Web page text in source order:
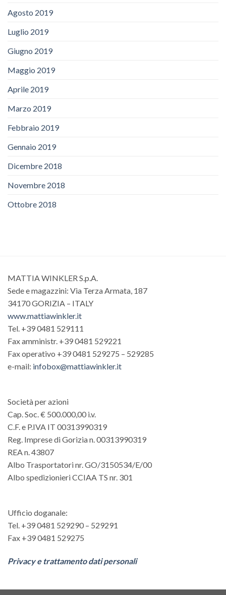
Agosto 2019
Luglio 2019
Giugno 2019
Maggio 2019
Aprile 2019
Marzo 2019
Febbraio 2019
Gennaio 2019
Dicembre 2018
Novembre 2018
Ottobre 2018
MATTIA WINKLER S.p.A.
Sede e magazzini: Via Terza Armata, 187
34170 GORIZIA – ITALY
www.mattiawinkler.it
Tel. +39 0481 529111
Fax amministr. +39 0481 529221
Fax operativo +39 0481 529275 – 529285
e-mail: infobox@mattiawinkler.it
Società per azioni
Cap. Soc. € 500.000,00 i.v.
C.F. e P.IVA IT 00313990319
Reg. Imprese di Gorizia n. 00313990319
REA n. 43807
Albo Trasportatori nr. GO/3150534/E/00
Albo spedizionieri CCIAA TS nr. 301
Ufficio doganale:
Tel. +39 0481 529290 – 529291
Fax +39 0481 529275
Privacy e trattamento dati personali